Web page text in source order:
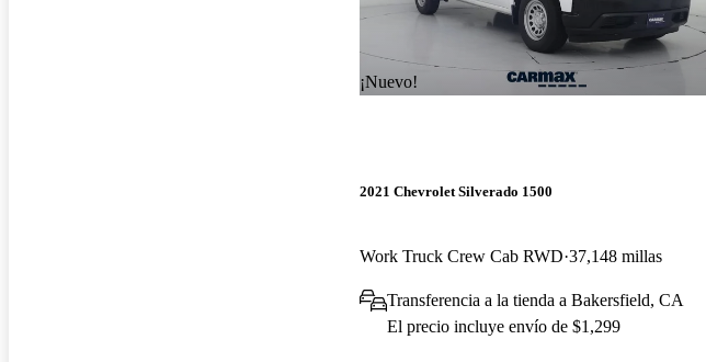
¡Nuevo!
2021 Chevrolet Silverado 1500
Work Truck Crew Cab RWD 37,148 millas
Transferencia a la tienda a Bakersfield, CA
El precio incluye envío de $1,299